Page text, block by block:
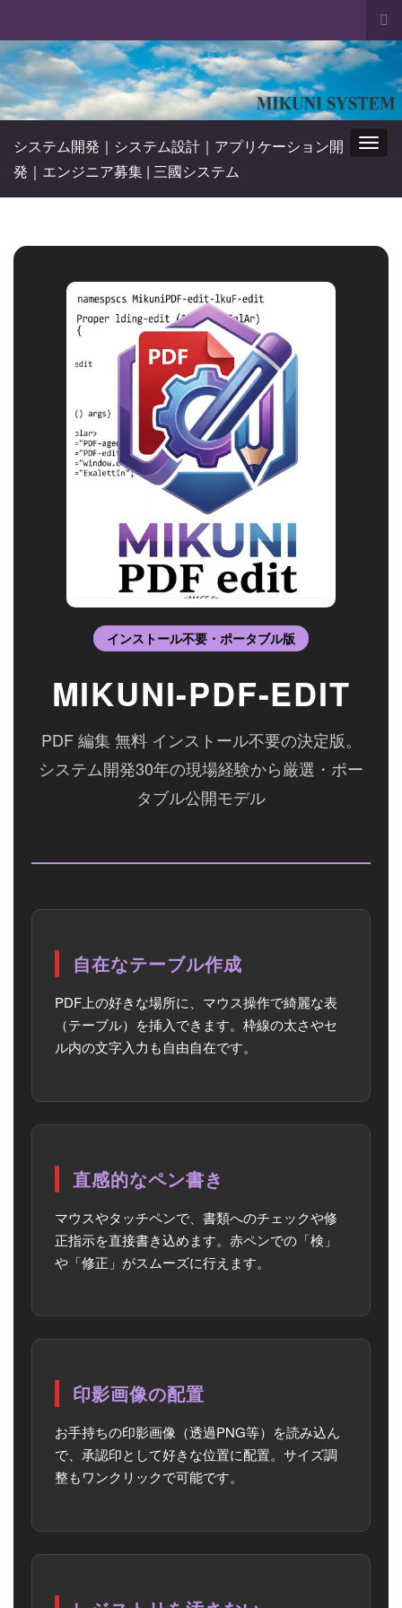
Search for:
システム開発｜システム設計｜アプリケーション開
発｜エンジニア募集 | 三國システム
PDF 編集 無料 インストール不要
PDF 編集 無料 インストール不要 ｜
インストール不要・ポータブル版
MIKUNI-PDF-EDIT
PDF 編集 無料 インストール不要の決定版。
システム開発30年の現場経験から厳選・ポー
タブル公開モデル
自在なテーブル作成
PDF上の好きな場所に、マウス操作で綺麗な表
（テーブル）を挿入できます。枠線の太さやセ
ル内の文字入力も自由自在です。
直感的なペン書き
マウスやタッチペンで、書類へのチェックや修
正指示を直接書き込めます。赤ペンでの「検」
や「修正」がスムーズに行えます。
印影画像の配置
お手持ちの印影画像（透過PNG等）を読み込ん
で、承認印として好きな位置に配置。サイズ調
整もワンクリックで可能です。